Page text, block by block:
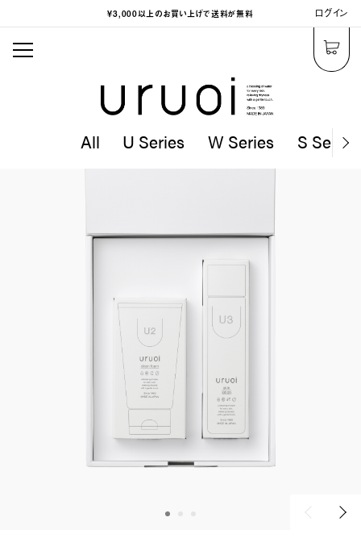
ログイン
￥3,000以上のお買い上げで送料が無料
All U Series W Series S Series